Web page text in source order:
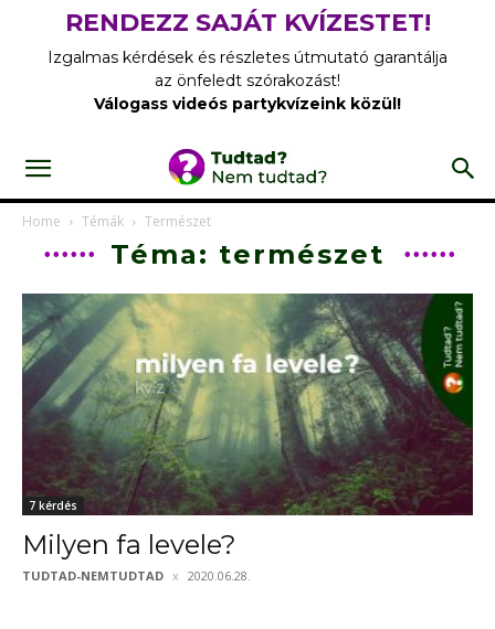
RENDEZZ SAJÁT KVÍZESTET!
Izgalmas kérdések és részletes útmutató garantálja
az önfeledt szórakozást!
Válogass videós partykvízeink közül!
Home Témák Természet
Téma: természet
7 kérdés
Milyen fa levele?
TUDTAD-NEMTUDTAD 2020.06.28.